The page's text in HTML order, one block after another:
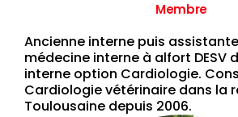
Membre
Ancienne interne puis
médecine interne à alfort DESV
interne option Cardiologie.
Cardiologie vétérinaire dans la
Toulousaine depuis 2006.